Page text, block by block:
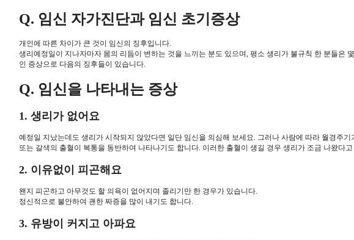
Q. 임신 자가진단과 임신 초기증상
개인에 따른 차이가 큰 것이 임신의 징후입니다.
생리예정일이 지나자마자 몸의 리듬이 변하는 것을 느끼는 분도 있으며, 평소 생리가 불규칙 한 분들
인 증상으로 다음의 징후들이 있습니다.
Q. 임신을 나타내는 증상
1. 생리가 없어요
예정일 지났는데도 생리가 시작되지 않았다면 일단 임신을 의심해 보세요. 그러나 사람에 따라 월경주
또는 갈색의 출혈이 복통을 동반하여 나타나기도 합니다. 이러한 출혈이 생길 경우 생리가 조금 나왔다
2. 이유없이 피곤해요
왠지 피곤하고 아무것도 할 의욕이 없어지며 졸리기만 한 경우가 있습니다.
정신적으로 불안하여 괜한 짜증을 많이 내기도 합니다.
3. 유방이 커지고 아파요